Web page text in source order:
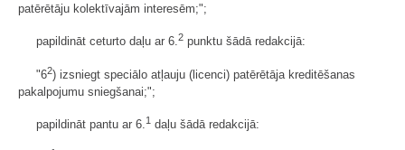
patērētāju kolektīvajām interesēm;";
papildināt ceturto daļu ar 6.2 punktu šādā redakcijā:
"62) izsniegt speciālo atļauju (licenci) patērētāja kreditēšanas
pakalpojumu sniegšanai;";
papildināt pantu ar 6.1 daļu šādā redakcijā: